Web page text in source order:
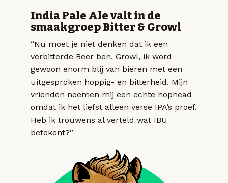
India Pale Ale valt in de
smaakgroep Bitter & Growl
“Nu moet je niet denken dat ik een
verbitterde Beer ben. Growl, ik word
gewoon enorm blij van bieren met een
uitgesproken hoppig- en bitterheid. Mijn
vrienden noemen mij een echte hophead
omdat ik het liefst alleen verse IPA’s proef.
Heb ik trouwens al verteld wat IBU
betekent?”